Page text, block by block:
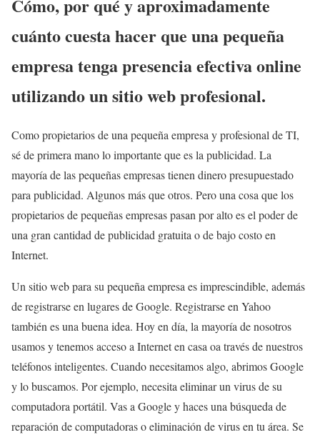
Cómo, por qué y aproximadamente
cuánto cuesta hacer que una pequeña
empresa tenga presencia efectiva online
utilizando un sitio web profesional.
Como propietarios de una pequeña empresa y profesional de TI,
sé de primera mano lo importante que es la publicidad. La
mayoría de las pequeñas empresas tienen dinero presupuestado
para publicidad. Algunos más que otros. Pero una cosa que los
propietarios de pequeñas empresas pasan por alto es el poder de
una gran cantidad de publicidad gratuita o de bajo costo en
Internet.
Un sitio web para su pequeña empresa es imprescindible, además
de registrarse en lugares de Google. Registrarse en Yahoo
también es una buena idea. Hoy en día, la mayoría de nosotros
usamos y tenemos acceso a Internet en casa oa través de nuestros
teléfonos inteligentes. Cuando necesitamos algo, abrimos Google
y lo buscamos. Por ejemplo, necesita eliminar un virus de su
computadora portátil. Vas a Google y haces una búsqueda de
reparación de computadoras o eliminación de virus en tu área. Se